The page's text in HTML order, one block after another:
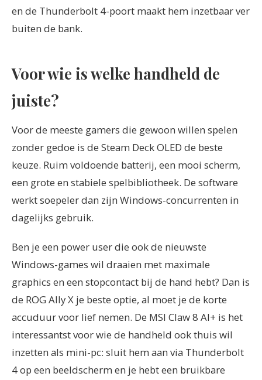
en de Thunderbolt 4-poort maakt hem inzetbaar ver
buiten de bank.
Voor wie is welke handheld de
juiste?
Voor de meeste gamers die gewoon willen spelen
zonder gedoe is de Steam Deck OLED de beste
keuze. Ruim voldoende batterij, een mooi scherm,
een grote en stabiele spelbibliotheek. De software
werkt soepeler dan zijn Windows-concurrenten in
dagelijks gebruik.
Ben je een power user die ook de nieuwste
Windows-games wil draaien met maximale
graphics en een stopcontact bij de hand hebt? Dan is
de ROG Ally X je beste optie, al moet je de korte
accuduur voor lief nemen. De MSI Claw 8 AI+ is het
interessantst voor wie de handheld ook thuis wil
inzetten als mini-pc: sluit hem aan via Thunderbolt
4 op een beeldscherm en je hebt een bruikbare